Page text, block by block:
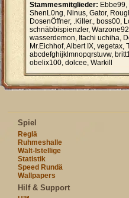
Stammesmitglieder:
ShenL0ng, Ninus, Gator,
DosenÖffner, .Killer., boss00,
schnäbbispienzler,
wasserdemon, Itachi uchiha,
Mr.Eichhof, Albert IX, vegetax,
abcdefghijklmnopqrstuvw,
obelix100, dolcee, Warkill
Spiel
Reglä
Ruhmeshalle
Wält-Istellige
Statistik
Speed Rundä
Wallpapers
Hilf & Support